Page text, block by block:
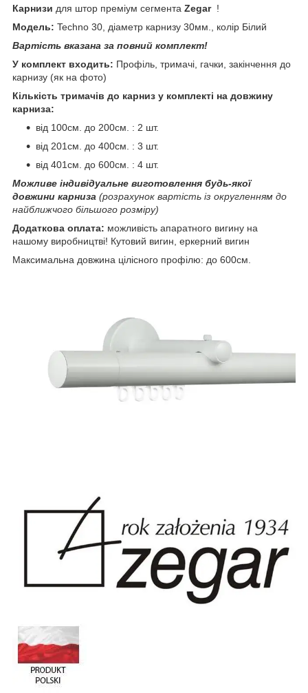
Карнизи для штор преміум сегмента Zegar!
Модель: Techno 30, діаметр карнизу 30мм., колір Білий
Вартість вказана за повний комплект!
У комплект входить: Профіль, тримачі, гачки, закінчення до
карнизу (як на фото)
Кількість тримачів до карниз у комплекті на довжину
карниза:
від 100см. до 200см. : 2 шт.
від 201см. до 400см. : 3 шт.
від 401см. до 600см. : 4 шт.
Можливе індивідуальне виготовлення будь-якої
довжини карниза (розрахунок вартість із округленням до
найближчого більшого розміру)
Додаткова оплата: можливість апаратного вигину на
нашому виробництві! Кутовий вигин, еркерний вигин
Максимальна довжина цілісного профілю: до 600см.